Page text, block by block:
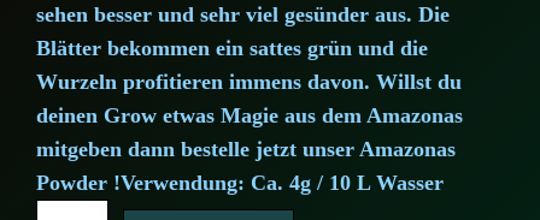
sehen besser und sehr viel gesünder aus. Die
Blätter bekommen ein sattes grün und die
Wurzeln profitieren immens davon. Willst du
deinen Grow etwas Magie aus dem Amazonas
mitgeben dann bestelle jetzt unser Amazonas
Powder !Verwendung: Ca. 4g / 10 L Wasser